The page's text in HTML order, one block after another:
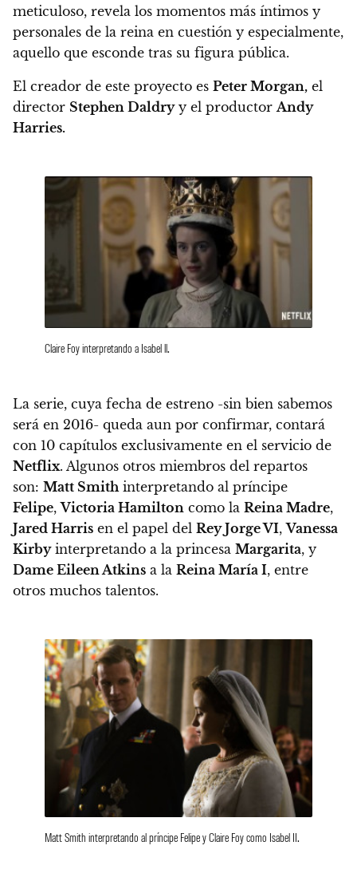
meticuloso, revela los momentos más íntimos y
personales de la reina en cuestión y especialmente,
aquello que esconde tras su figura pública.
El creador de este proyecto es Peter Morgan, el
director Stephen Daldryy el productorAndy
Harries.
Claire Foy interpretando a Isabel ll.
La serie, cuya fecha de estreno -sin bien sabemos
será en 2016- queda aun por confirmar, contará
con 10 capítulos exclusivamente en el servicio de
Netflix. Algunos otros miembros del repartos
son: Matt Smith interpretando al príncipe
Felipe,Victoria Hamilton como la Reina Madre,
Jared Harris en el papel del Rey Jorge VI,Vanessa
Kirbyinterpretando a la princesa Margarita, y
Dame Eileen Atkins a la Reina María I, entre
otros muchos talentos.
Matt Smith interpretando al príncipe Felipe y Claire Foy como Isabel II.